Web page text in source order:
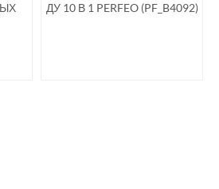
ДУ 10 В 1 PERFEO (PF_B4092)